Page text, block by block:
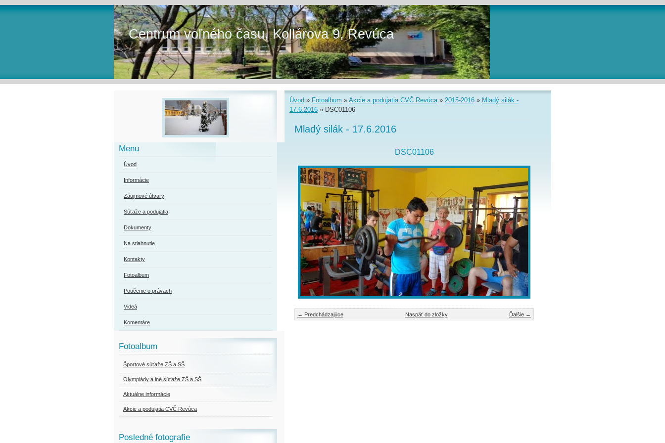
Centrum voľného času, Kollárova 9, Revúca
Úvod » Fotoalbum » Akcie a podujatia CVČ Revúca» 2015-2016 » Mladý silák -
17.6.2016 » DSC01106
Mladý silák - 17.6.2016
DSC01106
← Predchádzajúce Ďalšie →
Naspäť do zložky
Menu
Úvod
Informácie
Záujmové útvary
Súťaže a podujatia
Dokumenty
Na stiahnutie
Kontakty
Fotoalbum
Poučenie o právach
Videá
Komentáre
Fotoalbum
Športové súťaže ZŠ a SŠ
Olympiády a iné súťaže ZŠ a SŠ
Aktuálne informácie
Akcie a podujatia CVČ Revúca
Posledné fotografie